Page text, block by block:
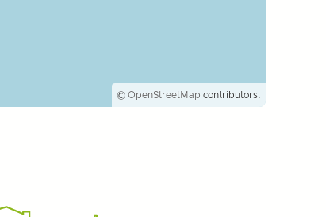
© OpenStreetMap contributors.